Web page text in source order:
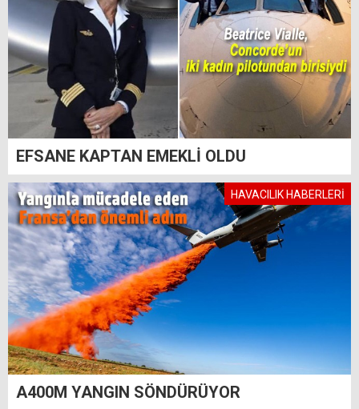
EFSANE KAPTAN EMEKLİ OLDU
HAVACILIK HABERLERİ
A400M YANGIN SÖNDÜRÜYOR